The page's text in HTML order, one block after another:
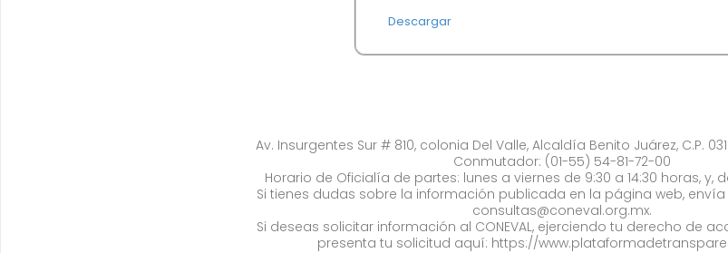
Descargar​
Av. Insurgentes Sur # 810, colonia Del Valle, Alcaldía Benito Juárez, C.P.
Conmutador: (01-55) 54-81-72-00
Horario de Oficialía de partes: lunes a viernes de 9:30 a 14:30 horas, y,
Si tienes dudas sobre la información publicada en la página web,
consultas@coneval.org.mx.
Si deseas solicitar información al CONEVAL, ejerciendo tu derecho de
presenta tu solicitud aquí: https://